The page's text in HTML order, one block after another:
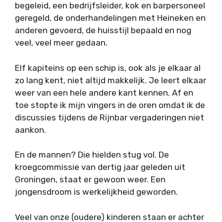
begeleid, een bedrijfsleider, kok en barpersoneel
geregeld, de onderhandelingen met Heineken en
anderen gevoerd, de huisstijl bepaald en nog
veel, veel meer gedaan.
Elf kapiteins op een schip is, ook als je elkaar al
zo lang kent, niet altijd makkelijk. Je leert elkaar
weer van een hele andere kant kennen. Af en
toe stopte ik mijn vingers in de oren omdat ik de
discussies tijdens de Rijnbar vergaderingen niet
aankon.
En de mannen? Die hielden stug vol. De
kroegcommissie van dertig jaar geleden uit
Groningen, staat er gewoon weer. Een
jongensdroom is werkelijkheid geworden.
Veel van onze (oudere) kinderen staan er achter